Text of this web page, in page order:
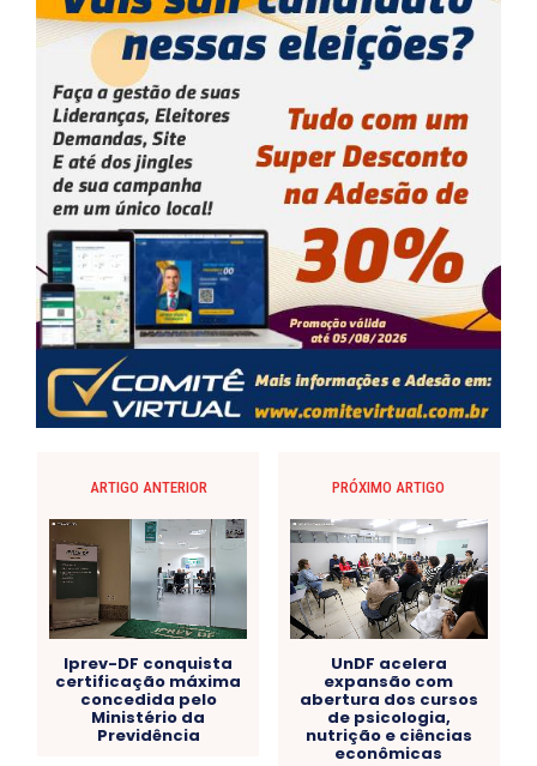
ARTIGO ANTERIOR
Iprev-DF conquista
certificação máxima
concedida pelo
Ministério da
Previdência
PRÓXIMO ARTIGO
UnDF acelera
expansão com
abertura dos cursos
de psicologia,
nutrição e ciências
econômicas